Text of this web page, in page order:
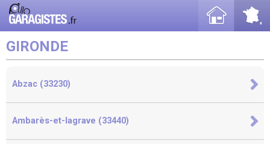
GIRONDE
Abzac (33230)
Ambarès-et-lagrave (33440)